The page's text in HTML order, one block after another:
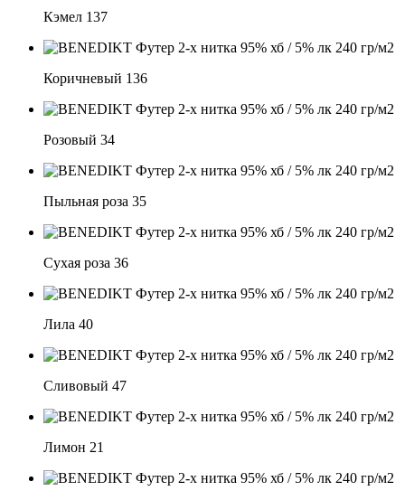
Кэмел 137
Коричневый 136
Розовый 34
Пыльная роза 35
Сухая роза 36
Лила 40
Сливовый 47
Лимон 21